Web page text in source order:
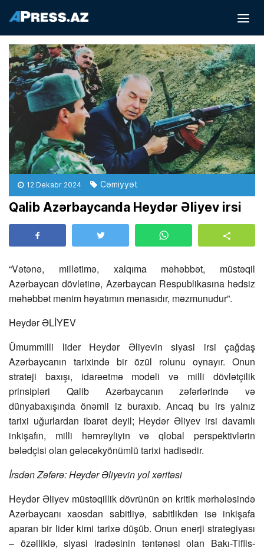
12 Dekabr 2024 Cəmiyyət
Qalib Azərbaycanda Heydər Əliyev irsi
“Vətənə, millətimə, xalqıma məhəbbət, müstəqil
Azərbaycan dövlətinə, Azərbaycan Respublikasına hədsiz
məhəbbət mənim həyatımın mənasıdır, məzmunudur”.
Heydər ƏLİYEV
Ümummilli lider Heydər Əliyevin siyasi irsi çağdaş
Azərbaycanın tarixində bir özül rolunu oynayır. Onun
strateji baxışı, idarəetmə modeli və milli dövlətçilik
prinsipləri Qalib Azərbaycanın zəfərlərində və
dünyabaxışında önəmli iz buraxıb. Ancaq bu irs yalnız
tarixi uğurlardan ibarət deyil; Heydər Əliyev irsi davamlı
inkişafın, milli həmrəyliyin və qlobal perspektivlərin
bələdçisi olan gələcəkyönümlü tarixi hadisədir.
İrsdən Zəfərə: Heydər Əliyevin yol xəritəsi
Heydər Əliyev müstəqillik dövrünün ən kritik mərhələsində
Azərbaycanı xaosdan sabitliyə, sabitlikdən isə inkişafa
aparan bir lider kimi tarixə düşüb. Onun enerji strategiyası
– özəlliklə, siyasi iradəsinin təntənəsi olan Bakı-Tiflis-